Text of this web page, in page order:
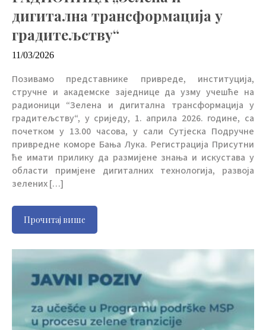
дигитална трансформација у
градитељству“
11/03/2026
Позивамо представнике привреде, институција,
стручне и академске заједнице да узму учешће на
радионици “Зелена и дигитална трансформација у
градитељству“, у сриједу, 1. априла 2026. године, са
почетком у 13.00 часова, у сали Сутјеска Подручне
привредне коморе Бања Лука. Регистрација Присутни
ће имати прилику да размијене знања и искустава у
области примјене дигиталних технологија, развоја
зелених […]
Прочитај више